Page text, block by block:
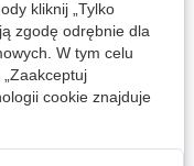
kliknij „Tylko
zgodę odrębnie dla
W tym celu
cookie znajduje